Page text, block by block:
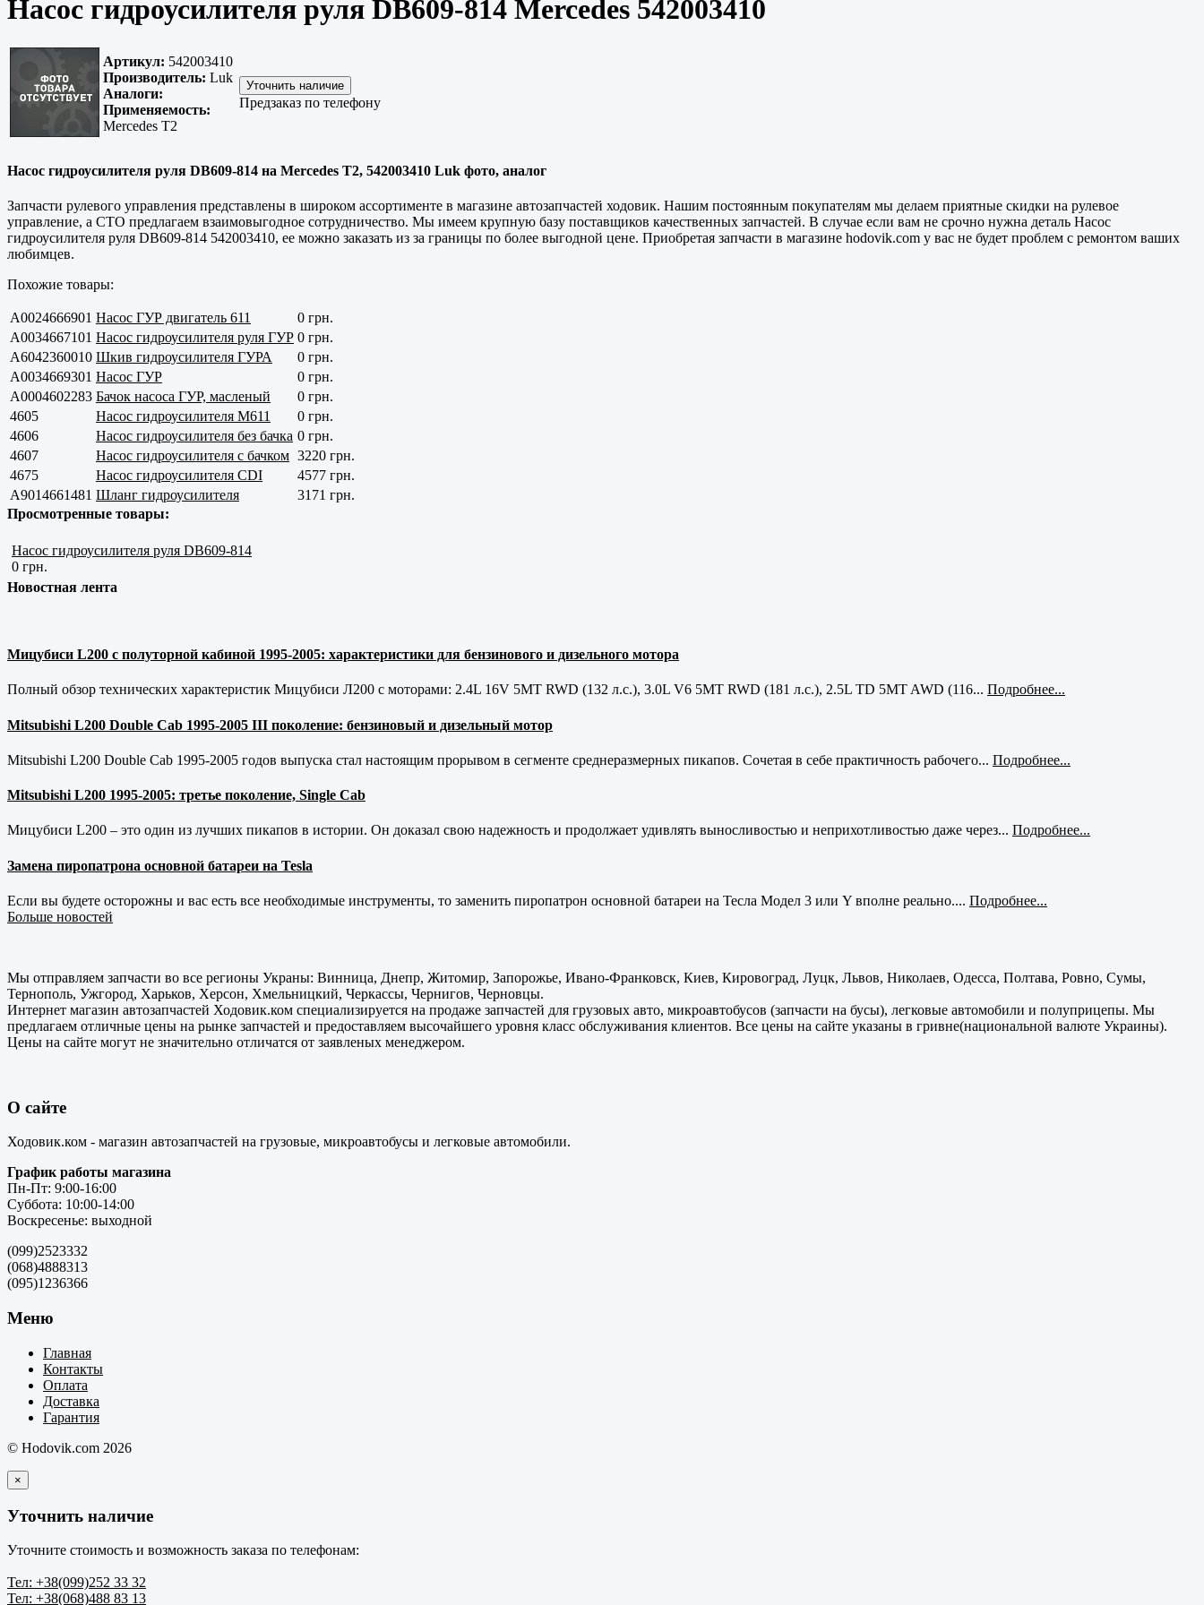
Насос гидроусилителя руля DB609-814 Mercedes 542003410
Артикул: 542003410
Производитель: Luk
Аналоги:
Применяемость:
Mercedes T2
Предзаказ по телефону
Насос гидроусилителя руля DB609-814 на Mercedes T2, 542003410 Luk фото, аналог
Запчасти рулевого управления представлены в широком ассортименте в магазине автозапчастей ходовик. Нашим постоянным покупателям мы делаем приятные скидки на рулевое
управление, а СТО предлагаем взаимовыгодное сотрудничество. Мы имеем крупную базу поставщиков качественных запчастей. В случае если вам не срочно нужна деталь Насос
гидроусилителя руля DB609-814 542003410, ее можно заказать из за границы по более выгодной цене. Приобретая запчасти в магазине hodovik.com у вас не будет проблем с ремонтом ваших
любимцев.
Похожие товары:
A0024666901 Насос ГУР двигатель 611
0 грн.
A0034667101 Насос гидроусилителя руля ГУР 0 грн.
A6042360010 Шкив гидроусилителя ГУРА
0 грн.
A0034669301 Насос ГУР
0 грн.
A0004602283 Бачок насоса ГУР, масленый
0 грн.
4605
Насос гидроусилителя M611
0 грн.
4606
Насос гидроусилителя без бачка 0 грн.
4607
Насос гидроусилителя с бачком 3220 грн.
4675
Насос гидроусилителя CDI
4577 грн.
A9014661481 Шланг гидроусилителя
3171 грн.
Просмотренные товары:
Насос гидроусилителя руля DB609-814
0 грн.
Новостная лента
Мицубиси L200 с полуторной кабиной 1995-2005: характеристики для бензинового и дизельного мотора
Полный обзор технических характеристик Мицубиси Л200 с моторами: 2.4L 16V 5MT RWD (132 л.с.), 3.0L V6 5MT RWD (181 л.с.), 2.5L TD 5MT AWD (116... Подробнее...
Mitsubishi L200 Double Cab 1995-2005 III поколение: бензиновый и дизельный мотор
Mitsubishi L200 Double Cab 1995-2005 годов выпуска стал настоящим прорывом в сегменте среднеразмерных пикапов. Сочетая в себе практичность рабочего... Подробнее...
Mitsubishi L200 1995-2005: третье поколение, Single Cab
Мицубиси L200 – это один из лучших пикапов в истории. Он доказал свою надежность и продолжает удивлять выносливостью и неприхотливостью даже через... Подробнее...
Замена пиропатрона основной батареи на Tesla
Если вы будете осторожны и вас есть все необходимые инструменты, то заменить пиропатрон основной батареи на Тесла Модел 3 или Y вполне реально.... Подробнее...
Больше новостей
Мы отправляем запчасти во все регионы Украны: Винница, Днепр, Житомир, Запорожье, Ивано-Франковск, Киев, Кировоград, Луцк, Львов, Николаев, Одесса, Полтава, Ровно, Сумы,
Тернополь, Ужгород, Харьков, Херсон, Хмельницкий, Черкассы, Чернигов, Черновцы.
Интернет магазин автозапчастей Ходовик.ком специализируется на продаже запчастей для грузовых авто, микроавтобусов (запчасти на бусы), легковые автомобили и полуприцепы. Мы
предлагаем отличные цены на рынке запчастей и предоставляем высочайшего уровня класс обслуживания клиентов. Все цены на сайте указаны в гривне(национальной валюте Украины).
Цены на сайте могут не значительно отличатся от заявленых менеджером.
О сайте
Ходовик.ком - магазин автозапчастей на грузовые, микроавтобусы и легковые автомобили.
График работы магазина
Пн-Пт: 9:00-16:00
Суббота: 10:00-14:00
Воскресенье: выходной
(099)2523332
(068)4888313
(095)1236366
Меню
Главная
Контакты
Оплата
Доставка
Гарантия
© Hodovik.com 2026
×
Уточнить наличие
Уточните стоимость и возможность заказа по телефонам:
Тел: +38(099)252 33 32
Тел: +38(068)488 83 13